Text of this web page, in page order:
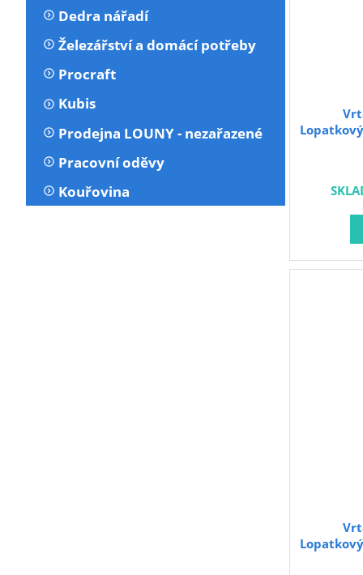
Dedra nářadí
Železářství a domácí potřeby
Procraft
Kubis
Prodejna LOUNY - nezařazené
Pracovní oděvy
Kouřovina